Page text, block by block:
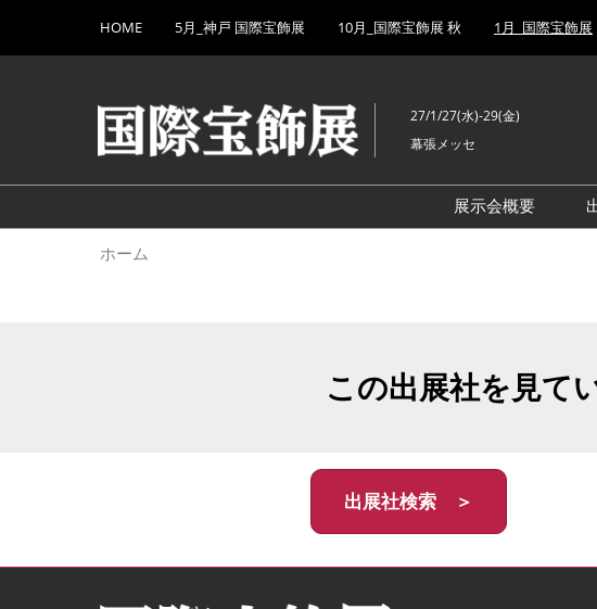
キ
し
て
to
HOME 5月_神戸 国際宝飾展 10月_国際宝飾展 秋 1月_国際宝飾展
27/1/27(水)-29(金)
幕張メッセ
展示会概要
ホーム
この出展社を見て
出展社検索 ＞